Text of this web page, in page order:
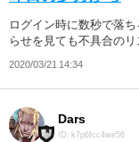
ログイン時に数秒で落
らせを見ても不具合の
2020/03/21 14:34
Dars
ID: k7p6fcc4we56